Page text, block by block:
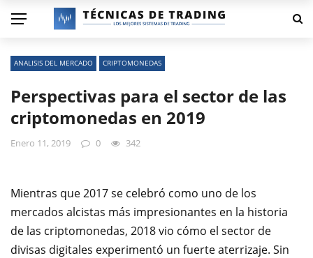
ANALISIS DEL MERCADO CRIPTOMONEDAS
Perspectivas para el sector de las
criptomonedas en 2019
Enero 11, 2019 0 342
Mientras que 2017 se celebró como uno de los
mercados alcistas más impresionantes en la historia
de las criptomonedas, 2018 vio cómo el sector de
divisas digitales experimentó un fuerte aterrizaje. Sin